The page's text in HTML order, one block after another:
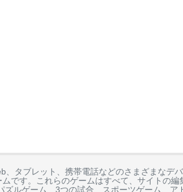
、タブレット、携帯電話などのさまざまなデ
です。これらのゲームはすべて、サイトの
ズルゲーム、3つの試合、スポーツゲーム、ア